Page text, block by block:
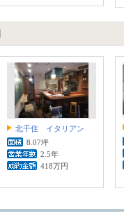
北千住 イタリアン
8.07坪
2.5年
418万円